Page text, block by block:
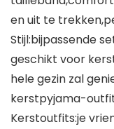
en uit te
Stijl:bijpassende
geschikt voor
hele gezin zal
kerstpyjama-
Kerstoutfits:je